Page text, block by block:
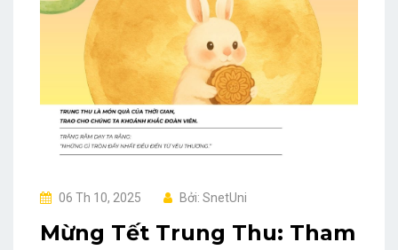
06 Th 10, 2025 Bởi: SnetUni
Mừng Tết Trung Thu: Tham